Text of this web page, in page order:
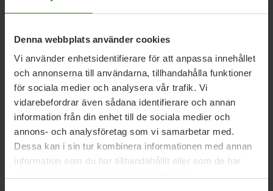
Denna webbplats använder cookies
Vi använder enhetsidentifierare för att anpassa innehållet
och annonserna till användarna, tillhandahålla funktioner
för sociala medier och analysera vår trafik. Vi
vidarebefordrar även sådana identifierare och annan
information från din enhet till de sociala medier och
annons- och analysföretag som vi samarbetar med.
Dessa kan i sin tur kombinera informationen med annan
information som du har tillhandahållit eller som de har
Distriktsombud ordinarie och
ersättare
Aina Andersson André Persson
Anette Börjesson
Angela Everbäck
Angelika Andersson
Ann-Marie
Lundberg
Anna Hagerberg
Anna Jessica Persson
Anna Lonningen
Anna Pihlqvist
Anna Ståhlnacke